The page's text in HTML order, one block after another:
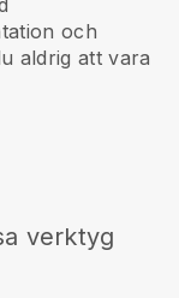
och
aldrig att vara
verktyg